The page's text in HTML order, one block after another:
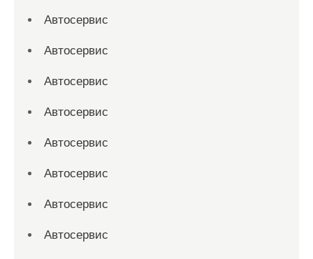
Автосервис
Автосервис
Автосервис
Автосервис
Автосервис
Автосервис
Автосервис
Автосервис